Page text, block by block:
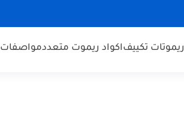
ريموتات تكييفاكواد ريموت متعددمواصفات